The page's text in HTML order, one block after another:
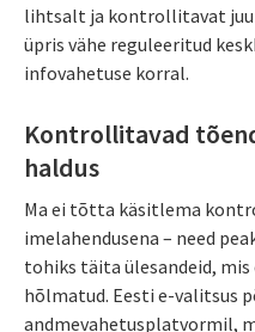
lihtsalt ja kontrollitavat
üpris vähe reguleeritud
infovahetuse korral.
Kontrollitavad
haldus
Ma ei tõtta käsitlema
imelahendusena – need
tohiks täita ülesandeid,
hõlmatud. Eesti e-valitsus
andmevahetusplatvormil,